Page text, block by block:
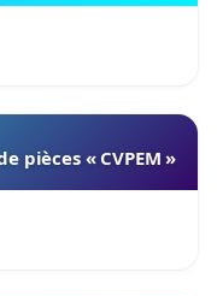
pièces « CVPEM »